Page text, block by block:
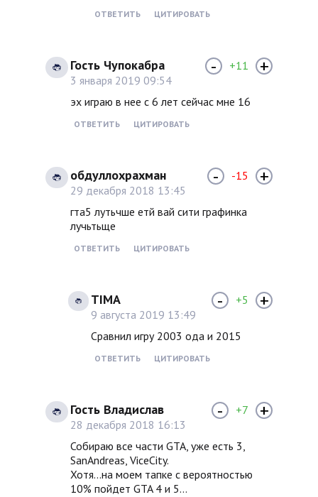
ОТВЕТИТЬ ЦИТИРОВАТЬ
Гость Чупокабра
3 января 2019 09:54
эх играю в нее с 6 лет сейчас мне 16
ОТВЕТИТЬ ЦИТИРОВАТЬ
- +11 +
обдуллохрахман
29 декабря 2018 13:45
гта5 лутьчше етй вай сити графинка
лучьтьще
ОТВЕТИТЬ ЦИТИРОВАТЬ
- -15 +
TIMA
9 августа 2019 13:49
Сравнил игру 2003 ода и 2015
ОТВЕТИТЬ ЦИТИРОВАТЬ
- +5 +
Гость Владислав
28 декабря 2018 16:13
Собираю все части GTA, уже есть 3,
SanAndreas, ViceCity.
Хотя...на моем тапке с вероятностью
10% пойдет GTA 4 и 5...
- +7 +